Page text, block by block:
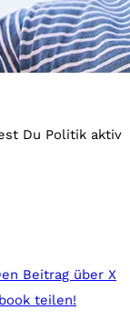
Du Politik aktiv
Beitrag über X
teilen!